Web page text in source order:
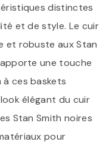
distinctes
et de style. Le cuir
et robuste aux Stan
une touche
ces baskets
élégant du cuir
Stan Smith noires
pour